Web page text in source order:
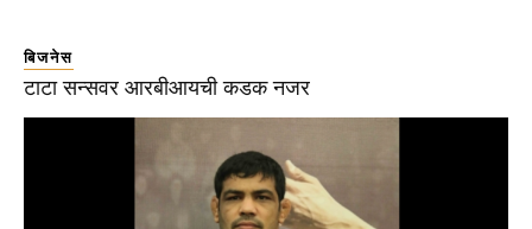
बिजनेस
टाटा सन्सवर आरबीआयची कडक नजर